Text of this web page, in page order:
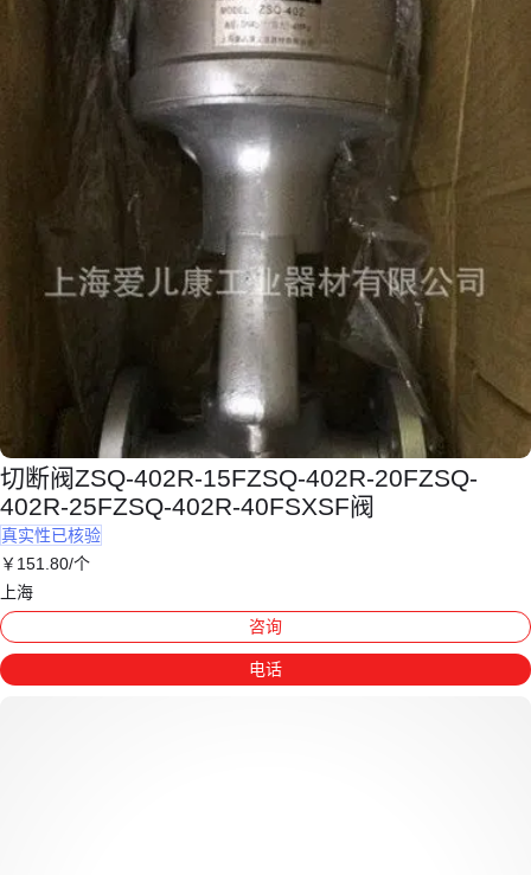
切断阀ZSQ-402R-15FZSQ-402R-20FZSQ-
402R-25FZSQ-402R-40FSXSF阀
真实性已核验
￥ 151 .80/个
上海
咨询
电话